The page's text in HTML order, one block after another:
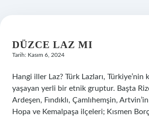
DÜZCE LAZ MI
Tarih: Kasım 6, 2024
Hangi iller Laz? Türk Lazları, Türkiye’nin
yaşayan yerli bir etnik gruptur. Başta
Ardeşen, Fındıklı, Çamlıhemşin,
Hopa ve Kemalpaşa ilçeleri; Kısmen